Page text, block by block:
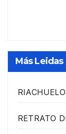
Más Leidas
RETRATO